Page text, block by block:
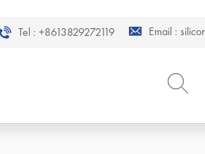
Tel : +8613829272119 Email :